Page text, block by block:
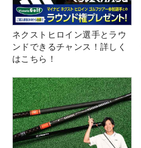
ネクストヒロイン選手とラウ
ンドできるチャンス！詳しく
はこちら！